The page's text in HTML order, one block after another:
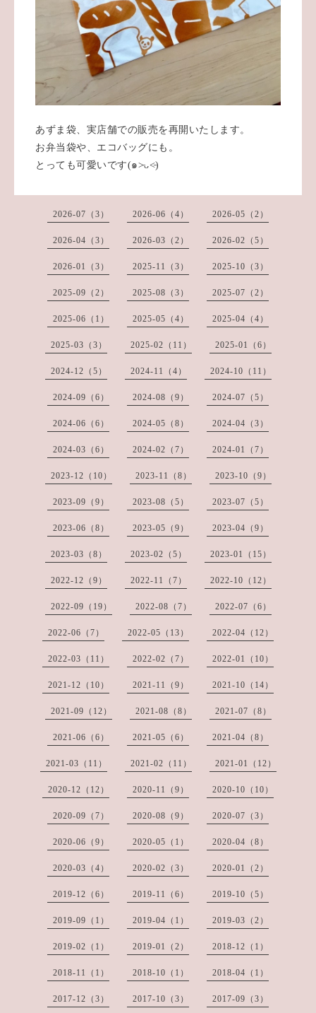
あずま袋、実店舗での販売を再開いたします。
お弁当袋や、エコバッグにも。
とっても可愛いです(๑˃̵ᴗ˂̵)
2026-07（3） 2026-06（4） 2026-05（2）
2026-04（3） 2026-03（2） 2026-02（5）
2026-01（3） 2025-11（3） 2025-10（3）
2025-09（2） 2025-08（3） 2025-07（2）
2025-06（1） 2025-05（4） 2025-04（4）
2025-03（3） 2025-02（11） 2025-01（6）
2024-12（5） 2024-11（4） 2024-10（11）
2024-09（6） 2024-08（9） 2024-07（5）
2024-06（6） 2024-05（8） 2024-04（3）
2024-03（6） 2024-02（7） 2024-01（7）
2023-12（10） 2023-11（8） 2023-10（9）
2023-09（9） 2023-08（5） 2023-07（5）
2023-06（8） 2023-05（9） 2023-04（9）
2023-03（8） 2023-02（5） 2023-01（15）
2022-12（9） 2022-11（7） 2022-10（12）
2022-09（19） 2022-08（7） 2022-07（6）
2022-06（7） 2022-05（13） 2022-04（12）
2022-03（11） 2022-02（7） 2022-01（10）
2021-12（10） 2021-11（9） 2021-10（14）
2021-09（12） 2021-08（8） 2021-07（8）
2021-06（6） 2021-05（6） 2021-04（8）
2021-03（11） 2021-02（11） 2021-01（12）
2020-12（12） 2020-11（9） 2020-10（10）
2020-09（7） 2020-08（9） 2020-07（3）
2020-06（9） 2020-05（1） 2020-04（8）
2020-03（4） 2020-02（3） 2020-01（2）
2019-12（6） 2019-11（6） 2019-10（5）
2019-09（1） 2019-04（1） 2019-03（2）
2019-02（1） 2019-01（2） 2018-12（1）
2018-11（1） 2018-10（1） 2018-04（1）
2017-12（3） 2017-10（3） 2017-09（3）